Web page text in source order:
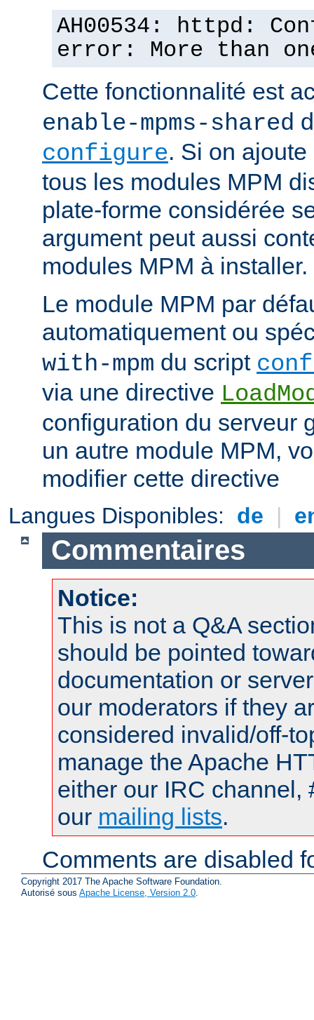
AH00534: httpd:
error: More than
Cette fonctionnalité est
enable-mpms-shared
configure. Si on
tous les modules MPM
plate-forme considérée
argument peut aussi
modules MPM à installer.
Le module MPM par
automatiquement ou
with-mpm du script
via une directive
configuration du serveur
un autre module MPM,
modifier cette directive
Langues Disponibles: de |
Commentaires
Notice:
This is not a Q&A
should be pointed
documentation or
our moderators if they
considered invalid/off-
manage the Apache
either our IRC channel,
our mailing lists.
Comments are disabled
Copyright 2017 The Apache Software Foundation.
Autorisé sous Apache License, Version 2.0